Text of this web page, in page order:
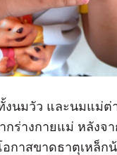
งนมวัว และนมแม่ต่
กร่างกายแม่ หลังจ
กาสขาดธาตุเหล็ก